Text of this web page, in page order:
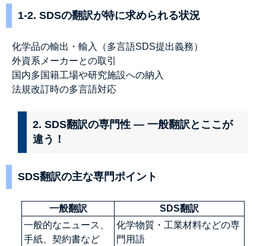
1-2. SDSの翻訳が特に求められる状況
化学品の輸出・輸入（多言語SDS提出義務）
外資系メーカーとの取引
国内多国籍工場や研究施設への納入
法規改訂時の多言語対応
2. SDS翻訳の専門性 ― 一般翻訳とここが
違う！
SDS翻訳の主な専門ポイント
一般翻訳
SDS翻訳
一般的なニュース、
手紙、契約書など
化学物質・工業材料などの専
門用語